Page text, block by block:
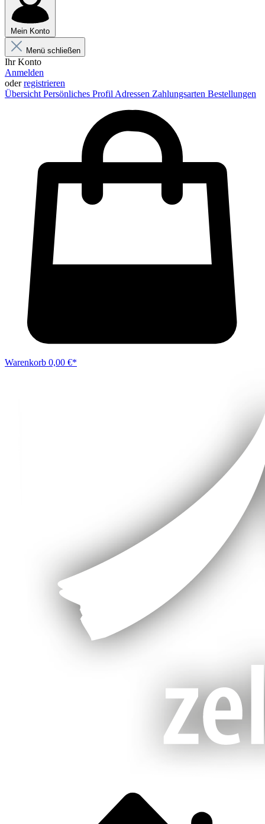
Mein Konto
Menü schließen
Ihr Konto
Anmelden
oderregistrieren
Übersicht Persönliches Profil Adressen Zahlungsarten Bestellungen
Warenkorb 0,00 €*